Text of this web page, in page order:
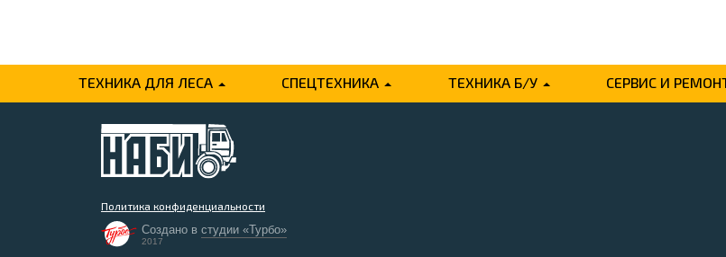
ТЕХНИКА ДЛЯ ЛЕСА СПЕЦТЕХНИКА ТЕХНИКА Б/У СЕРВИС И
Политика конфиденциальности
Создано в студии «Турбо»
2017